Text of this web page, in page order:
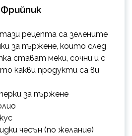
Фрийпик
рецепта са зелените
за пържене, които след
стават меки, сочни и с
какви продукти са ви
за пържене
чесън (по желание)